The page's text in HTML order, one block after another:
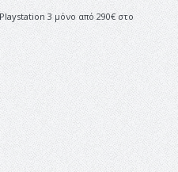
και ο Λάνθιμος
Λέξεις
καλοκαιρινή
Playstation 3 μόνο από 290€ στο